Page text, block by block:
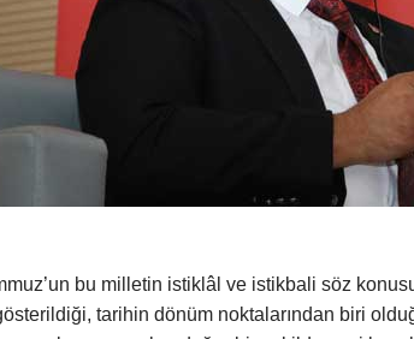
bu milletin istiklâl ve istikbali söz
tarihin dönüm noktalarından biri